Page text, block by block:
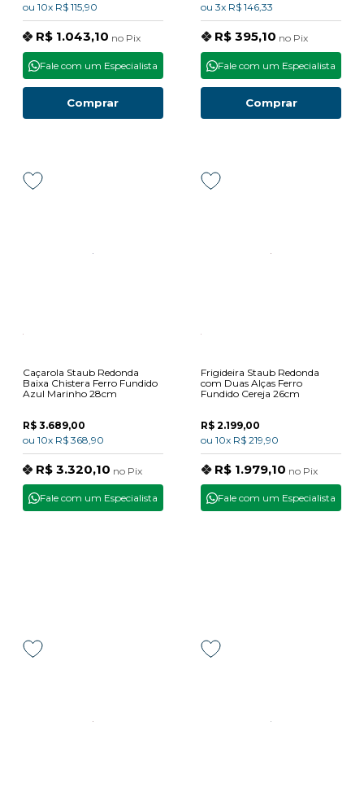
ou 10x R$ 115,90
R$ 1.043,10 no Pix
Comprar
Fale com um Especialista
ou 3x R$ 146,33
R$ 395,10 no Pix
Comprar
Fale com um Especialista
Caçarola Staub Redonda
Baixa Chistera Ferro Fundido
Azul Marinho 28cm
R$ 3.689,00
ou 10x R$ 368,90
R$ 3.320,10 no Pix
Fale com um Especialista
Frigideira Staub Redonda
com Duas Alças Ferro
Fundido Cereja 26cm
R$ 2.199,00
ou 10x R$ 219,90
R$ 1.979,10 no Pix
Fale com um Especialista